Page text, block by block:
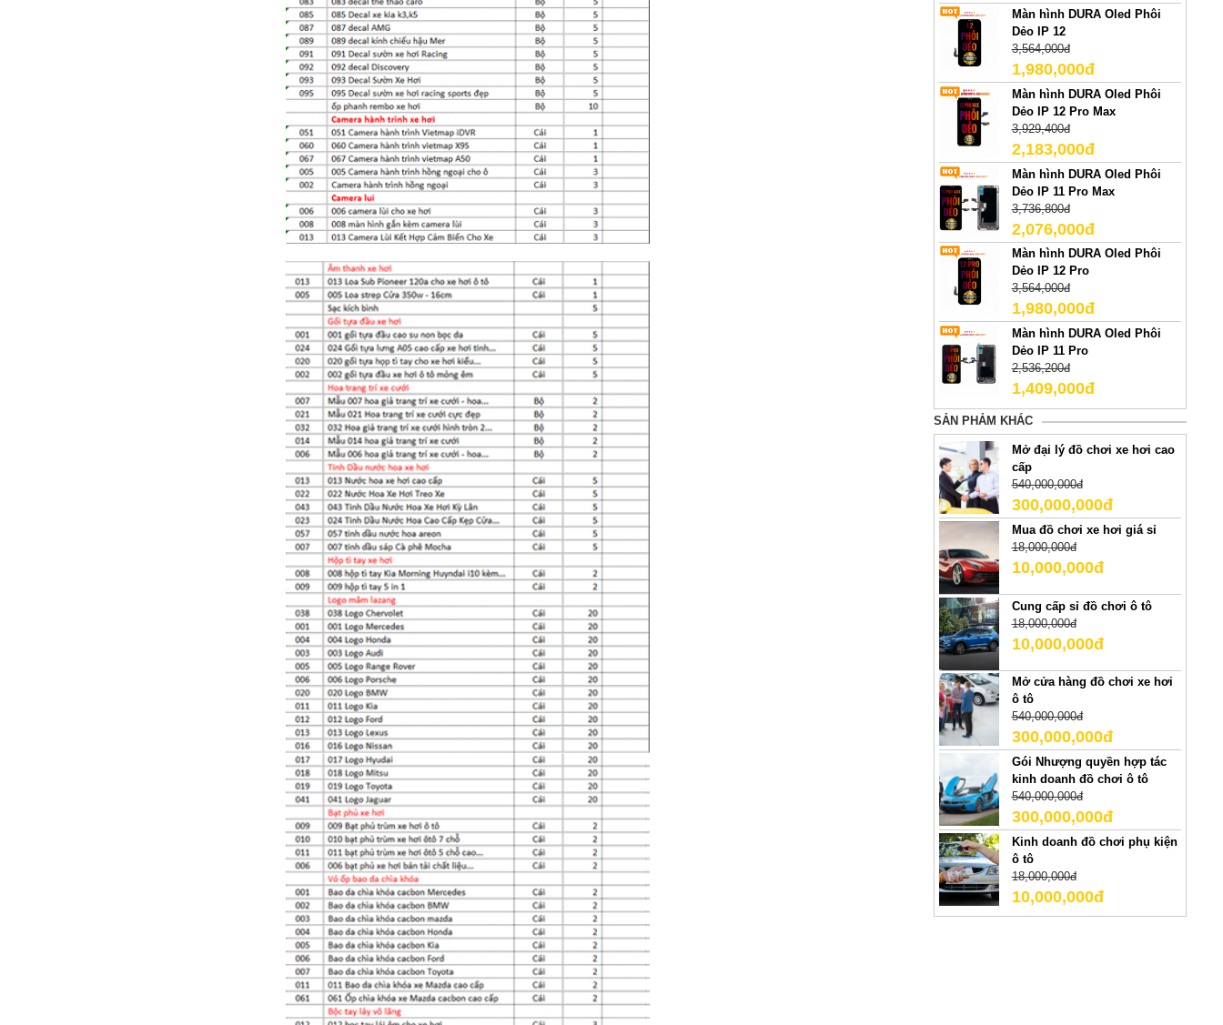
Màn hình DURA Oled Phôi
Dẻo IP 12
3,564,000đ
1,980,000đ
Màn hình DURA Oled Phôi
Dẻo IP 12 Pro Max
3,929,400đ
2,183,000đ
Màn hình DURA Oled Phôi
Dẻo IP 11 Pro Max
3,736,800đ
2,076,000đ
Màn hình DURA Oled Phôi
Dẻo IP 12 Pro
3,564,000đ
1,980,000đ
Màn hình DURA Oled Phôi
Dẻo IP 11 Pro
2,536,200đ
1,409,000đ
SẢN PHẢM KHÁC
Mở đại lý đồ chơi xe hơi cao
cấp
540,000,000đ
300,000,000đ
Mua đồ chơi xe hơi giá sỉ
18,000,000đ
10,000,000đ
Cung cấp sỉ đồ chơi ô tô
18,000,000đ
10,000,000đ
Mở cửa hàng đồ chơi xe hơi
ô tô
540,000,000đ
300,000,000đ
Gói Nhượng quyền hợp tác
kinh doanh đồ chơi ô tô
540,000,000đ
300,000,000đ
Kinh doanh đồ chơi phụ kiện
ô tô
18,000,000đ
10,000,000đ